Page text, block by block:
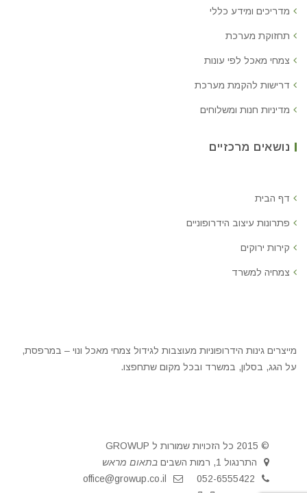
מדריכים ומידע כללי
תחזוקת מערכת
צמחי מאכל לפי עונות
דרישות להקמת מערכת
מדיניות חנות ומשלוחים
נושאים מרכזיים
דף הבית
פתרונות עיצוב הידרופוניים
קירות ירוקים
צמחיה למשרד
מייצרים גינות הידרופוניות מעוצבות לגידול צמחי מאכל ונוי – במרפסת,
על הגג, בסלון, במשרד ובכל מקום שתחפצו.
© 2015 כל הזכויות שמורות ל GROWUP
התרנגול 1, רמות השבים
בתאום מראש
052-6555422
office@growup.co.il